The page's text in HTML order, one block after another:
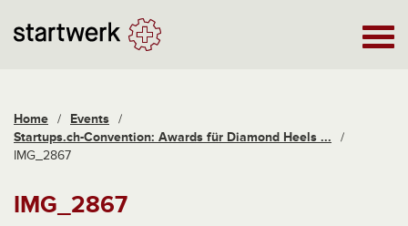
Home / Events /
Startups.ch-Convention: Awards für Diamond Heels ...
/
IMG_2867
IMG_2867